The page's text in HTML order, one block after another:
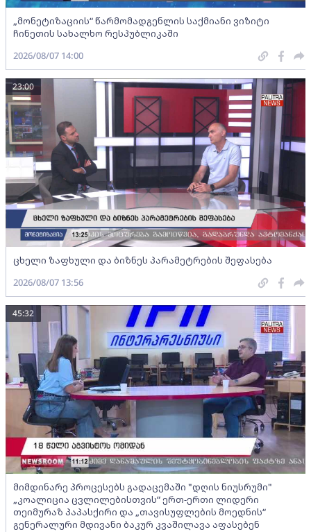
„მონეტიზაციის“ წარმომადგენლის საქმიანი ვიზიტი
ჩინეთის სახალხო რესპუბლიკაში
2026/08/07 14:00
ცხელი ზაფხული და ბიზნეს პარამეტრების შეფასება
23:00
2026/08/07 13:56
მიმდინარე პროცესებს გადაცემაში "დღის ნიუსრუმი"
„კოალიცია ცვლილებისთვის“ ერთ-ერთი ლიდერი
თეიმურაზ პაპასქირი და „თავისუფლების მოედნის“
გენერალური მდივანი ბაკურ კვაშილავა აფასებენ
45:32